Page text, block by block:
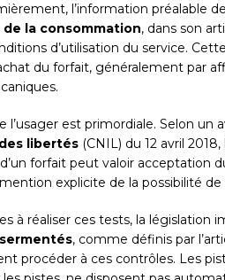
l’information préalable
de la consommation, dans son
d’utilisation du service.
du forfait, généralement par
l’usager est primordiale. Selon un
libertés (CNIL) du 12 avril
forfait peut valoir acceptation
explicite de la possibilité de
à réaliser ces tests, la législation
, comme définis par
procéder à ces contrôles. Les